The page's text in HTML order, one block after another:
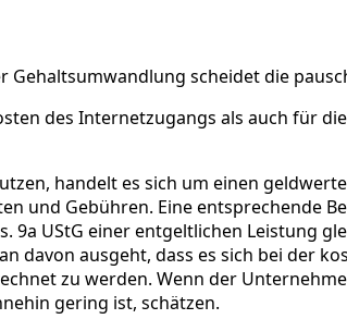
scheidet die
des Internetzugangs als auch für
handelt es sich um einen
und Gebühren. Eine entsprechende
9a UStG einer entgeltlichen Leistung
davon ausgeht, dass es sich bei der
zu werden. Wenn der
gering ist, schätzen.